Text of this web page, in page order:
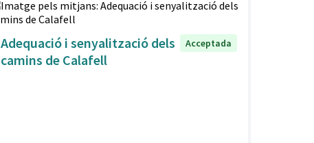
Adequació i senyalització dels
camins de Calafell
Acceptada